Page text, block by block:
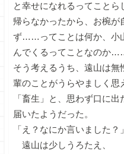
と幸せになれるってこと
帰らなかったから、お椀が
ず……ってことは何か、小
んでくるってことなのか
そう考えるうち、遠山は無
輩のことがうらやましく思
「畜生」と、思わず口に
届いたようだった。
「え？なにか言いました？」
遠山は少しうろたえ、